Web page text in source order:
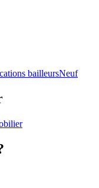
bailleursNeuf